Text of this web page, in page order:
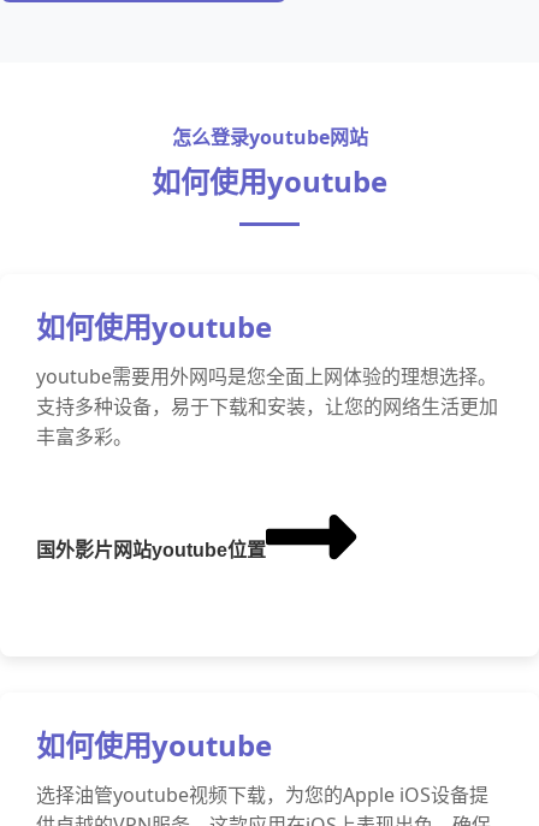
怎么登录youtube网站
如何使用youtube
如何使用youtube
youtube需要用外网吗是您全面上网体验的理想选择。
支持多种设备，易于下载和安装，让您的网络生活更加
丰富多彩。
国外影片网站youtube位置
如何使用youtube
选择油管youtube视频下载，为您的Apple iOS设备提